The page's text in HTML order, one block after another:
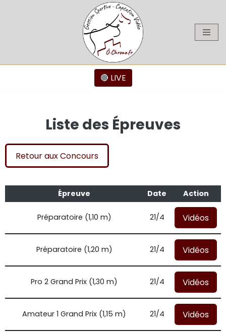
🔴 LIVE
Liste des Épreuves
Retour aux Concours
Épreuve Date Action
Préparatoire (1,10 m) 21/4 Vidéos
Préparatoire (1,20 m) 21/4 Vidéos
Pro 2 Grand Prix (1,30 m) 21/4 Vidéos
Amateur 1 Grand Prix (1,15 m) 21/4 Vidéos